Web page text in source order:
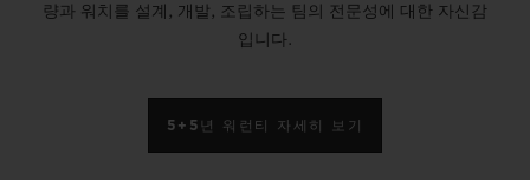
량과 워치를 설계, 개발, 조립하는 팀의 전문성에 대한 자신감
입니다.
5+5년 워런티 자세히 보기